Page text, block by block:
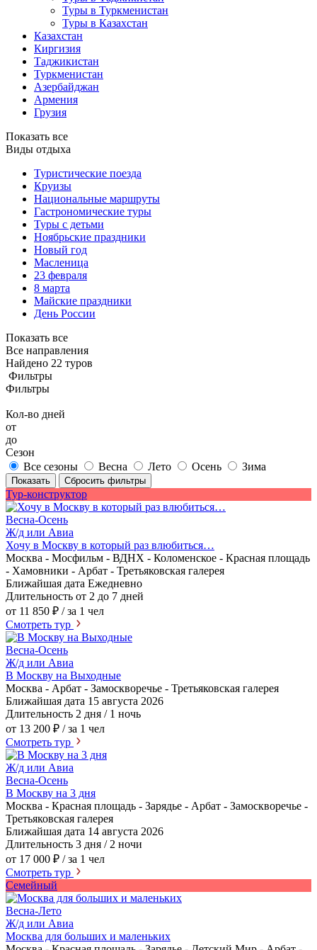
Туры в Туркменистан
Туры в Казахстан
Казахстан
Киргизия
Таджикистан
Туркменистан
Азербайджан
Армения
Грузия
Показать все
Виды отдыха
Туристические поезда
Круизы
Национальные маршруты
Гастрономические туры
Туры с детьми
Ноябрьские праздники
Новый год
Масленица
23 февраля
8 марта
Майские праздники
День России
Показать все
Все направления
Найдено 22 туров
Фильтры
Фильтры
Кол-во дней
от
до
Сезон
Все сезоны
Весна Лето Осень Зима
Показать Сбросить фильтры
Тур-конструктор
Весна-Осень
Ж/д или Авиа
Хочу в Москву в который раз влюбиться…
Москва - Мосфильм - ВДНХ - Коломенское - Красная площадь
- Хамовники - Арбат - Третьяковская галерея
Ближайшая дата Ежедневно
Длительность от 2 до 7 дней
от 11 850 ₽ / за 1 чел
Смотреть тур
Весна-Осень
Ж/д или Авиа
В Москву на Выходные
Москва - Арбат - Замоскворечье - Третьяковская галерея
Ближайшая дата 15 августа 2026
Длительность 2 дня / 1 ночь
от 13 200 ₽ / за 1 чел
Смотреть тур
Ж/д или Авиа
Весна-Осень
В Москву на 3 дня
Москва - Красная площадь - Зарядье - Арбат - Замоскворечье -
Третьяковская галерея
Ближайшая дата 14 августа 2026
Длительность 3 дня / 2 ночи
от 17 000 ₽ / за 1 чел
Смотреть тур
Семейный
Весна-Лето
Ж/д или Авиа
Москва для больших и маленьких